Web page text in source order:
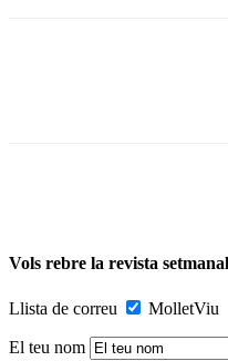
Vols rebre la revista
Llista de correu MolletViu
El teu nom